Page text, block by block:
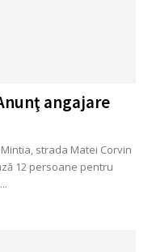
angajare
strada Matei Corvin
12 persoane pentru